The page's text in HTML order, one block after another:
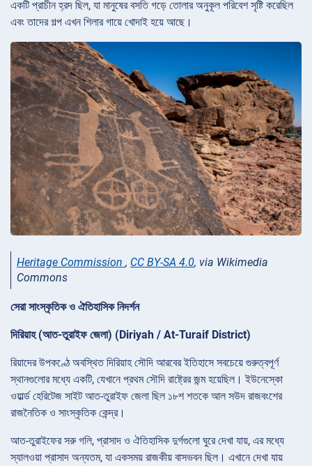
একটি প্রাচীন হ্রদ ছিল, যা মানুষের বসতি গড়ে তোলার অনুকূল পরিবেশ সৃষ্টি করেছিল
এবং তাদের গল্প এখন শিলার গায়ে খোদাই হয়ে আছে।
Heritage Commission , CC BY-SA 4.0, via Wikimedia
Commons
সেরা সাংস্কৃতিক ও ঐতিহাসিক নিদর্শন
দিরিয়াহ (আত-তুরাইফ জেলা) (Diriyah / At-Turaif District)
রিয়াদের উপকণ্ঠে অবস্থিত দিরিয়াহ সৌদি আরবের ইতিহাসে সবচেয়ে গুরুত্বপূর্ণ
স্থানগুলোর মধ্যে একটি, যেখানে প্রথম সৌদি রাষ্ট্রের জন্ম হয়েছিল। ইউনেস্কো
ওয়ার্ল্ড হেরিটেজ সাইট আত-তুরাইফ জেলা ছিল ১৮শ শতকে আল সউদ রাজবংশের
রাজনৈতিক ও সাংস্কৃতিক কেন্দ্র।
আত-তুরাইফের সরু গলি, প্রাসাদ ও ঐতিহাসিক দুর্গগুলো ঘুরে দেখা যায়, এর মধ্যে
স্যালওয়া প্রাসাদ অন্যতম, যা একসময় রাজকীয় বাসভবন ছিল। এখানে দেখা যায়